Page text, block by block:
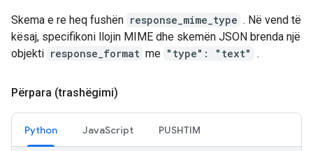
Skema e re heq fushën response_mime_type . Në vend të
kësaj, specifikoni llojin MIME dhe skemën JSON brenda një
objekti response_format me "type": "text" .
Përpara (trashëgimi)
Python JavaScript PUSHTIM